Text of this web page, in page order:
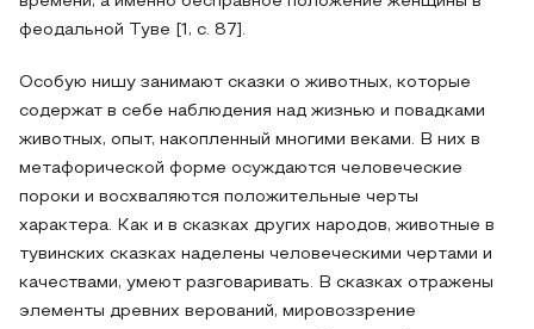
феодальной Туве [1, с. 87].
Особую нишу занимают сказки о животных, которые
содержат в себе наблюдения над жизнью и повадками
животных, опыт, накопленный многими веками. В них в
метафорической форме осуждаются человеческие
пороки и восхваляются положительные черты
характера. Как и в сказках других народов, животные в
тувинских сказках наделены человеческими чертами и
качествами, умеют разговаривать. В сказках отражены
элементы древних верований, мировоззрение